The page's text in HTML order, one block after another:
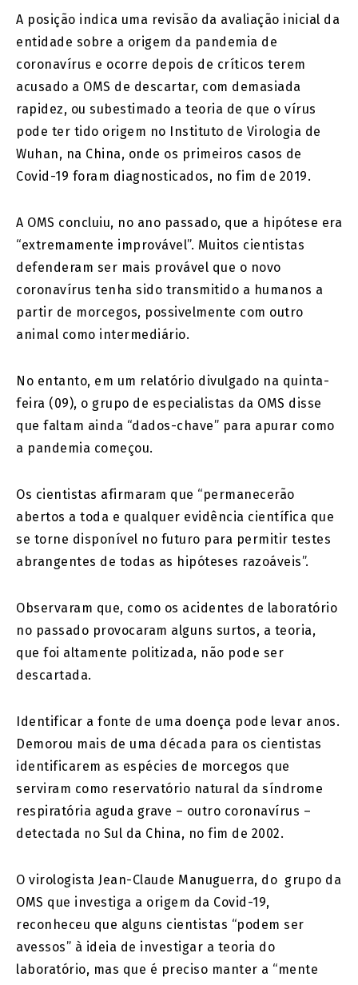
A posição indica uma revisão da avaliação inicial da
entidade sobre a origem da pandemia de
coronavírus e ocorre depois de críticos terem
acusado a OMS de descartar, com demasiada
rapidez, ou subestimado a teoria de que o vírus
pode ter tido origem no Instituto de Virologia de
Wuhan, na China, onde os primeiros casos de
Covid-19 foram diagnosticados, no fim de 2019.
A OMS concluiu, no ano passado, que a hipótese era
“extremamente improvável”. Muitos cientistas
defenderam ser mais provável que o novo
coronavírus tenha sido transmitido a humanos a
partir de morcegos, possivelmente com outro
animal como intermediário.
No entanto, em um relatório divulgado na quinta-
feira (09), o grupo de especialistas da OMS disse
que faltam ainda “dados-chave” para apurar como
a pandemia começou.
Os cientistas afirmaram que “permanecerão
abertos a toda e qualquer evidência científica que
se torne disponível no futuro para permitir testes
abrangentes de todas as hipóteses razoáveis”.
Observaram que, como os acidentes de laboratório
no passado provocaram alguns surtos, a teoria,
que foi altamente politizada, não pode ser
descartada.
Identificar a fonte de uma doença pode levar anos.
Demorou mais de uma década para os cientistas
identificarem as espécies de morcegos que
serviram como reservatório natural da síndrome
respiratória aguda grave – outro coronavírus –
detectada no Sul da China, no fim de 2002.
O virologista Jean-Claude Manuguerra, do grupo da
OMS que investiga a origem da Covid-19,
reconheceu que alguns cientistas “podem ser
avessos” à ideia de investigar a teoria do
laboratório, mas que é preciso manter a “mente